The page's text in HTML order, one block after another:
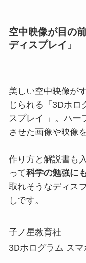
空中映像が目の
ディスプレイ」
美しい空中映像が
じられる「3Dホロ
スプレイ 」。ハー
させた画像や映像
作り方と解説書も
って科学の勉強に
取れそうなディス
しです。
子ノ星教育社
3Dホログラム ス